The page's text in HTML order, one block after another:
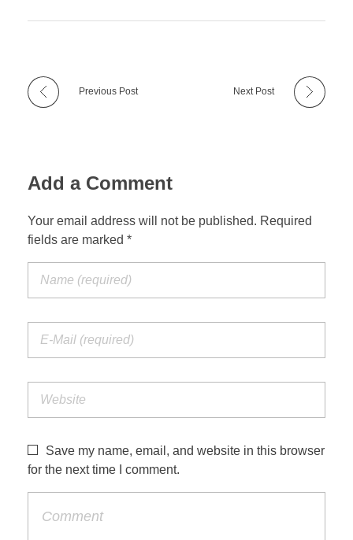
Previous Post Next Post
Add a Comment
Your email address will not be published. Required
fields are marked *
Save my name, email, and website in this browser
for the next time I comment.